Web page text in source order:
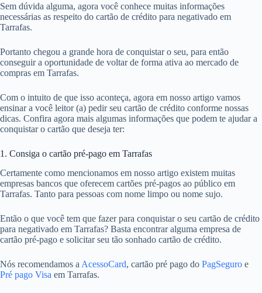
Sem dúvida alguma, agora você conhece muitas informações
necessárias as respeito do cartão de crédito para negativado em
Tarrafas.
Portanto chegou a grande hora de conquistar o seu, para então
conseguir a oportunidade de voltar de forma ativa ao mercado de
compras em Tarrafas.
Com o intuito de que isso aconteça, agora em nosso artigo vamos
ensinar a você leitor (a) pedir seu cartão de crédito conforme nossas
dicas. Confira agora mais algumas informações que podem te ajudar a
conquistar o cartão que deseja ter:
1. Consiga o cartão pré-pago em Tarrafas
Certamente como mencionamos em nosso artigo existem muitas
empresas bancos que oferecem cartões pré-pagos ao público em
Tarrafas. Tanto para pessoas com nome limpo ou nome sujo.
Então o que você tem que fazer para conquistar o seu cartão de crédito
para negativado em Tarrafas? Basta encontrar alguma empresa de
cartão pré-pago e solicitar seu tão sonhado cartão de crédito.
Nós recomendamos a AcessoCard, cartão pré pago do PagSeguro e
Pré pago Visa em Tarrafas.